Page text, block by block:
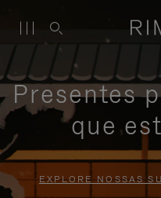
Presentes
que
EXPLORE NOSSAS